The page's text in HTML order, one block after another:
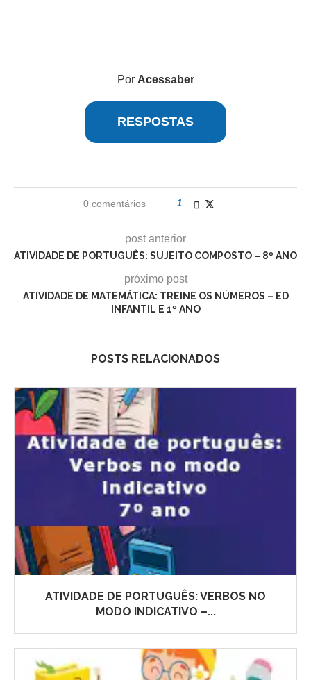
Por Acessaber
RESPOSTAS
0 comentários 1
post anterior
ATIVIDADE DE PORTUGUÊS: SUJEITO COMPOSTO – 8º ANO
próximo post
ATIVIDADE DE MATEMÁTICA: TREINE OS NÚMEROS – ED
INFANTIL E 1º ANO
POSTS RELACIONADOS
ATIVIDADE DE PORTUGUÊS: VERBOS NO
MODO INDICATIVO –...